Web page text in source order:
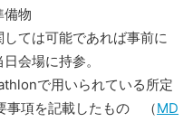
備物
ては可能であれば事前に
会場に持参。
で用いられている所定
事項を記載したもの （MD